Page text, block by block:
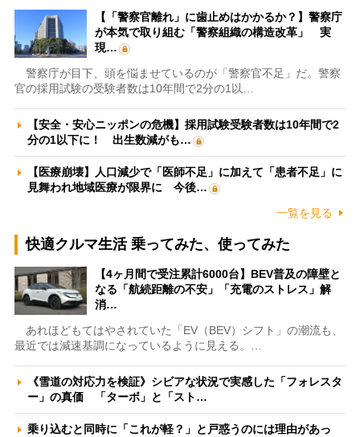
【「警察官離れ」に歯止めはかかるか？】警察庁
が本気で取り組む「警察組織の構造改革」 実
現…
警察庁が目下、頭を悩ませているのが「警察官不足」だ。警察
官の採用試験の受験者数は10年間で2分の1以…
【安全・安心ニッポンの危機】採用試験受験者数は10年間で2
分の1以下に！ 出生数減がも…
【医療崩壊】人口減少で「医師不足」に加えて「患者不足」に
見舞われ地域医療が限界に 今後…
一覧を見る
快適クルマ生活 乗ってみた、使ってみた
【4ヶ月間で受注累計6000台】BEV普及の障壁と
なる「航続距離の不安」「充電のストレス」解
消…
あれほどもてはやされていた「EV（BEV）シフト」の潮流も、
最近では減速基調になっているように見える。…
《雪道の対応力を検証》シビアな状況で実感した「フォレスタ
ー」の真価 「ターボ」と「スト…
乗り込むと同時に「これが軽？」と戸惑うのには理由があっ